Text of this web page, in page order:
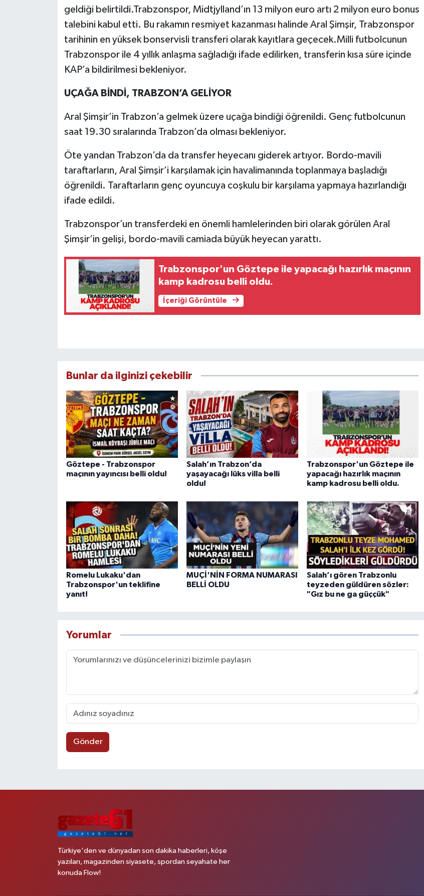
geldiği belirtildi.Trabzonspor, Midtjylland’ın 13 milyon euro artı 2 milyon euro bonus
talebini kabul etti. Bu rakamın resmiyet kazanması halinde Aral Şimşir, Trabzonspor
tarihinin en yüksek bonservisli transferi olarak kayıtlara geçecek.Milli futbolcunun
Trabzonspor ile 4 yıllık anlaşma sağladığı ifade edilirken, transferin kısa süre içinde
KAP’a bildirilmesi bekleniyor.
UÇAĞA BİNDİ, TRABZON’A GELİYOR
Aral Şimşir’in Trabzon’a gelmek üzere uçağa bindiği öğrenildi. Genç futbolcunun
saat 19.30 sıralarında Trabzon’da olması bekleniyor.
Öte yandan Trabzon’da da transfer heyecanı giderek artıyor. Bordo-mavili
taraftarların, Aral Şimşir’i karşılamak için havalimanında toplanmaya başladığı
öğrenildi. Taraftarların genç oyuncuya coşkulu bir karşılama yapmaya hazırlandığı
ifade edildi.
Trabzonspor’un transferdeki en önemli hamlelerinden biri olarak görülen Aral
Şimşir’in gelişi, bordo-mavili camiada büyük heyecan yarattı.
Trabzonspor'un Göztepe ile yapacağı hazırlık maçının
kamp kadrosu belli oldu.
İçeriği Görüntüle
Bunlar da ilginizi çekebilir
Göztepe - Trabzonspor
maçının yayıncısı belli oldu!
Salah’ın Trabzon’da
yaşayacağı lüks villa belli
oldu!
Trabzonspor'un Göztepe ile
yapacağı hazırlık maçının
kamp kadrosu belli oldu.
Romelu Lukaku'dan
Trabzonspor'un teklifine
yanıt!
MUÇİ'NİN FORMA NUMARASI
BELLİ OLDU
Salah’ı gören Trabzonlu
teyzeden güldüren sözler:
"Gız bu ne ga güççük"
Yorumlar
Gönder
Türkiye'den ve dünyadan son dakika haberleri, köşe
yazıları, magazinden siyasete, spordan seyahate her
konuda Flow!